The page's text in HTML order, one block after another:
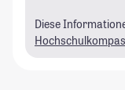
Diese